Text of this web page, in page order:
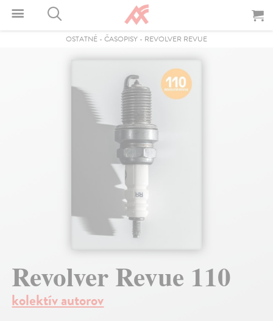
OSTATNÉ - ČASOPISY - REVOLVER REVUE
Revolver Revue 110
kolektív autorov